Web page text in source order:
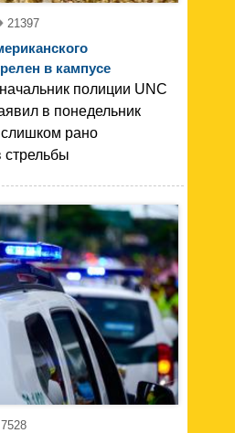
21397
в кампусе
полиции UNC
в понедельник
рано
стрельбы
7528